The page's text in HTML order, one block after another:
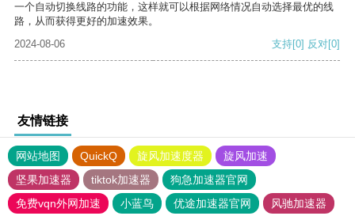
一个自动切换线路的功能，这样就可以根据网络情况自动选择最优的线
路，从而获得更好的加速效果。
2024-08-06
支持[0] 反对[0]
友情链接
网站地图 QuickQ 旋风加速度器
旋风加速
坚果加速器
tiktok加速器
狗急加速器官网
免费vqn外网加速
小蓝鸟 优途加速器官网 风驰加速器